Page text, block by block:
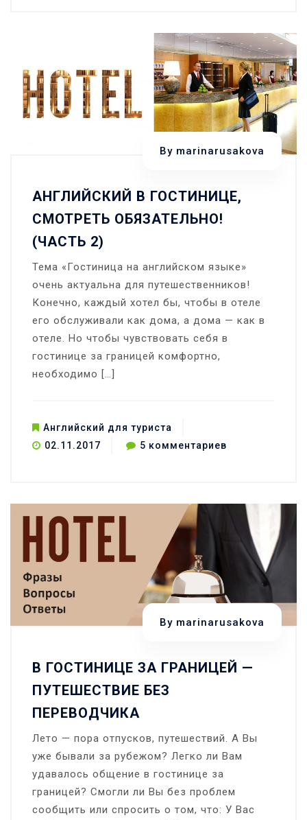
едят
на
завтрак?
By marinarusakova
АНГЛИЙСКИЙ В ГОСТИНИЦЕ,
СМОТРЕТЬ ОБЯЗАТЕЛЬНО!
(ЧАСТЬ 2)
Тема «Гостиница на английском языке»
очень актуальна для путешественников!
Конечно, каждый хотел бы, чтобы в отеле
его обслуживали как дома, а дома — как в
отеле. Но чтобы чувствовать себя в
гостинице за границей комфортно,
необходимо […]
Английский для туриста
02.11.2017
5 комментариев
гостинице,
смотреть
обязательно!
(Часть
By marinarusakova
В ГОСТИНИЦЕ ЗА ГРАНИЦЕЙ —
ПУТЕШЕСТВИЕ БЕЗ
ПЕРЕВОДЧИКА
Лето — пора отпусков, путешествий. А Вы
уже бывали за рубежом? Легко ли Вам
удавалось общение в гостинице за
границей? Смогли ли Вы без проблем
сообщить или спросить о том, что: У Вас